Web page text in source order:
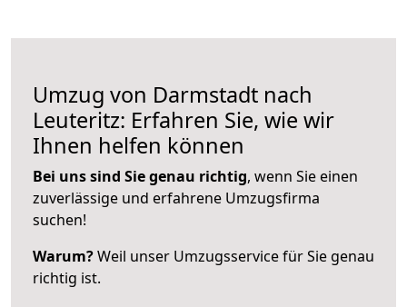
Umzug von Darmstadt nach
Leuteritz: Erfahren Sie, wie wir
Ihnen helfen können
Bei uns sind Sie genau richtig, wenn Sie einen
zuverlässige und erfahrene Umzugsfirma
suchen!
Warum?Weil unser Umzugsservice für Sie genau
richtig ist.